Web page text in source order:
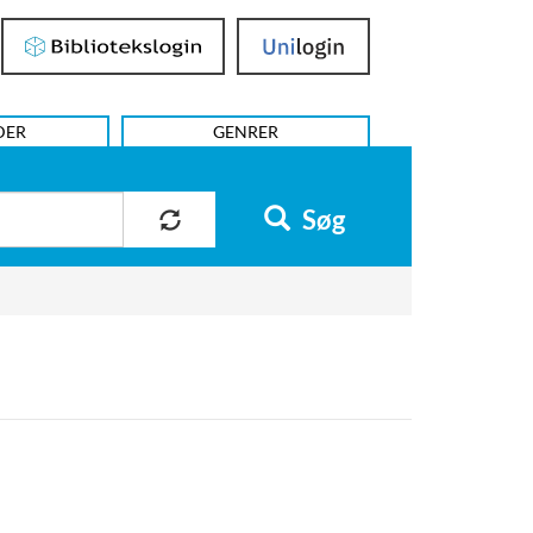
Bibliotekslogin UniLogin
GENRER
Søg